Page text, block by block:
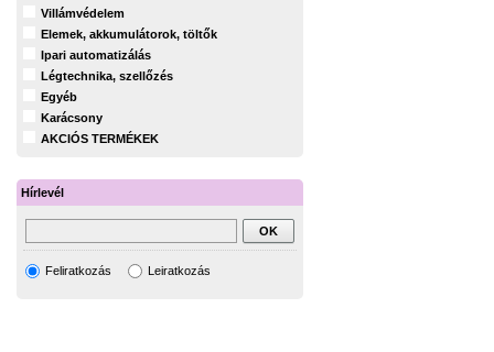
Villámvédelem
Elemek, akkumulátorok, töltők
Ipari automatizálás
Légtechnika, szellőzés
Egyéb
Karácsony
AKCIÓS TERMÉKEK
Hírlevél
Feliratkozás Leiratkozás